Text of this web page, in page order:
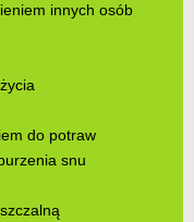
innych osób
do potraw
snu